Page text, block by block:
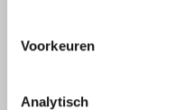
Voorkeuren
Analytisch